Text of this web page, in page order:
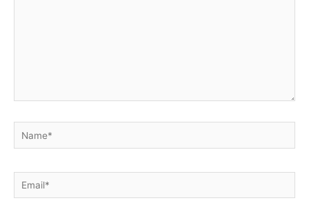
Name*
Email*